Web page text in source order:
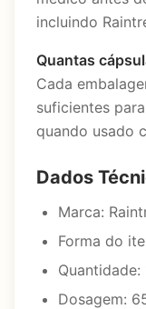
incluindo
Quantas
Cada
suficientes
quando usado
Dados
Marca:
Forma do
Quantidade:
Dosagem: